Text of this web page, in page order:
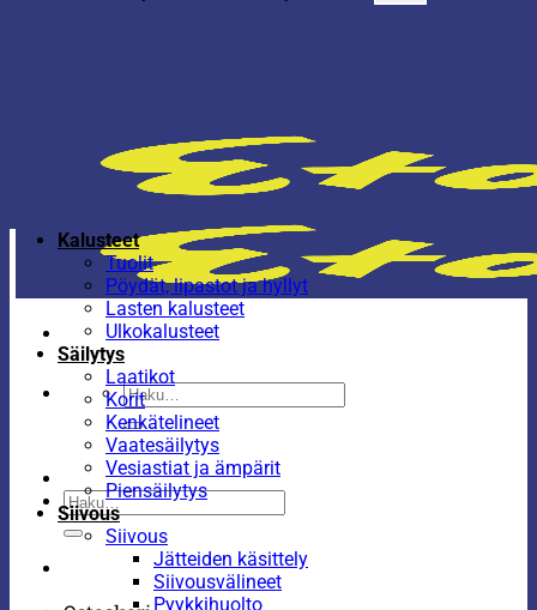
Etsi:
Etsi:
Kalusteet
Tuolit
Pöydät, lipastot ja hyllyt
Lasten kalusteet
Ulkokalusteet
Säilytys
Laatikot
Korit
Kenkätelineet
Vaatesäilytys
Vesiastiat ja ämpärit
Piensäilytys
Siivous
Siivous
Jätteiden käsittely
Siivousvälineet
Pyykkihuolto